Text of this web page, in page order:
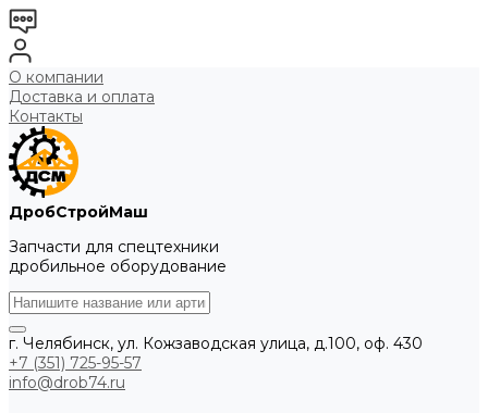
О компании
Доставка и оплата
Контакты
ДробСтройМаш
Запчасти для спецтехники
дробильное оборудование
г. Челябинск, ул. Кожзаводская улица, д.100, оф. 430
+7 (351) 725-95-57
info@drob74.ru